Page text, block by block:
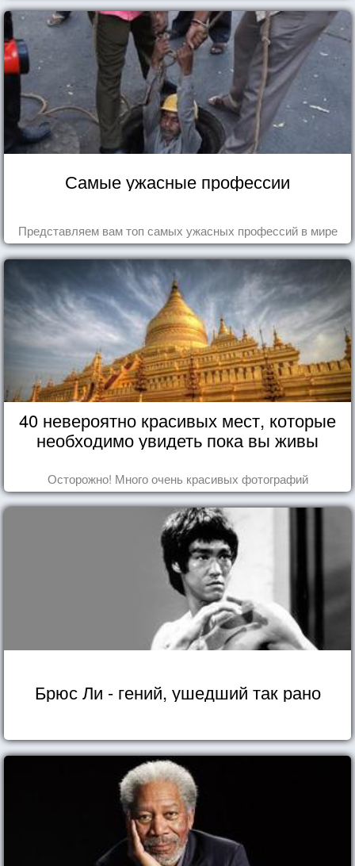
Самые ужасные профессии
Представляем вам топ самых ужасных профессий в мире
40 невероятно красивых мест, которые
необходимо увидеть пока вы живы
Осторожно! Много очень красивых фотографий
Брюс Ли - гений, ушедший так рано